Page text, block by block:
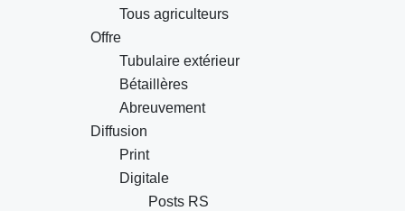
Tous agriculteurs
Offre
Tubulaire extérieur
Bétaillères
Abreuvement
Diffusion
Print
Digitale
Posts RS